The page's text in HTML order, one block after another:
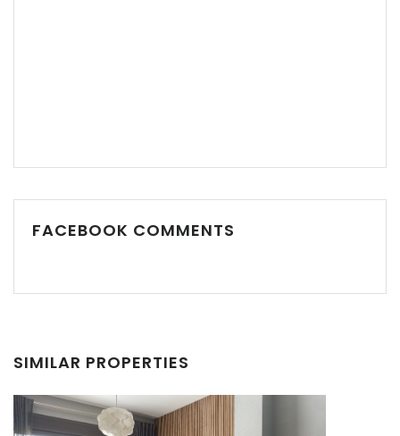
FACEBOOK COMMENTS
SIMILAR PROPERTIES